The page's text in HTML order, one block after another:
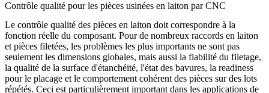
Contrôle qualité pour les pièces usinées en laiton par CNC
Le contrôle qualité des pièces en laiton doit correspondre à la
fonction réelle du composant. Pour de nombreux raccords en laiton
et pièces filetées, les problèmes les plus importants ne sont pas
seulement les dimensions globales, mais aussi la fiabilité du filetage,
la qualité de la surface d'étanchéité, l'état des bavures, la readiness
pour le placage et le comportement cohérent des pièces sur des lots
répétés. Ceci est particulièrement important dans les applications de